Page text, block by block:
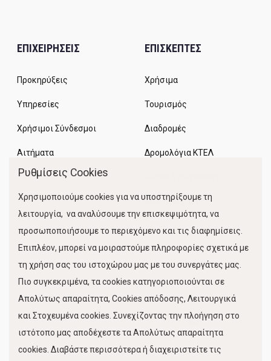
ΕΠΙΧΕΙΡΗΣΕΙΣ
Προκηρύξεις
Υπηρεσίες
Χρήσιμοι Σύνδεσμοι
Αιτήματα
ΕΠΙΣΚΕΠΤΕΣ
Χρήσιμα
Τουρισμός
Διαδρομές
Δρομολόγια ΚΤΕΛ
Κίνηση Λιμένος
FOLLOW US
Ρυθμίσεις Cookies
Χρησιμοποιούμε cookies για να υποστηρίξουμε τη
λειτουργία, να αναλύσουμε την επισκεψιμότητα, να
προσωποποιήσουμε το περιεχόμενο και τις διαφημίσεις.
Επιπλέον, μπορεί να μοιραστούμε πληροφορίες σχετικά με
τη χρήση σας του ιστοχώρου μας με του συνεργάτες μας.
Πιο συγκεκριμένα, τα cookies κατηγοριοποιούνται σε
Απολύτως απαραίτητα, Cookies απόδοσης, Λειτουργικά
και Στοχευμένα cookies. Συνεχίζοντας την πλοήγηση στο
ιστότοπο μας αποδέχεστε τα Απολύτως απαραίτητα
cookies. Διαβάστε περισσότερα ή διαχειριστείτε τις